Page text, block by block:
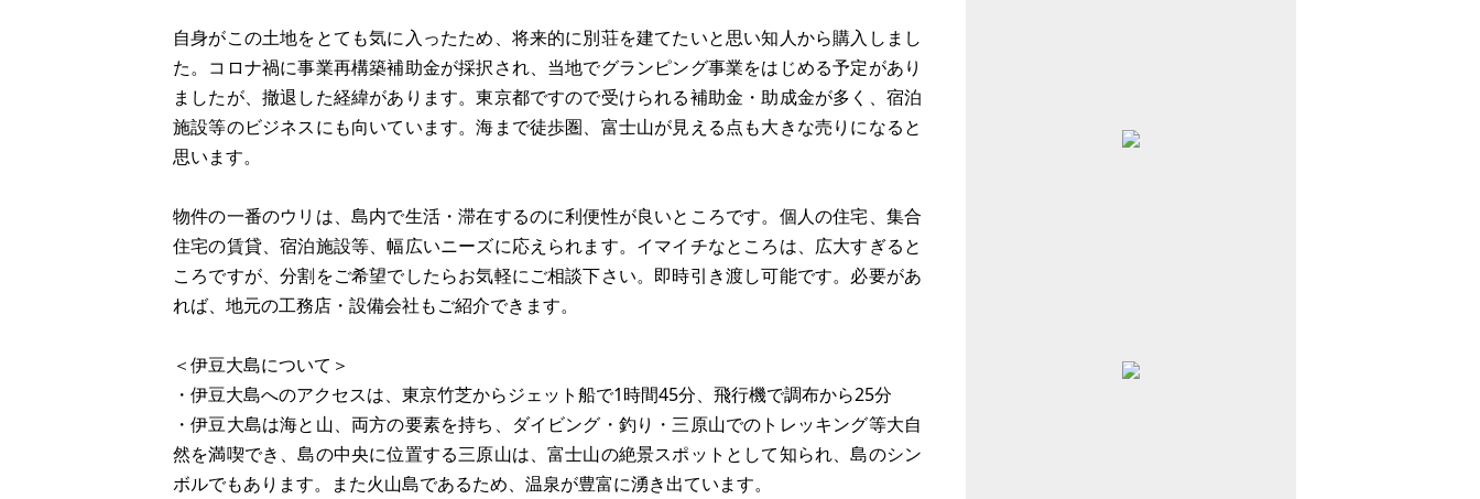
自身がこの土地をとても気に入ったため、将来的に別荘を建てたいと思い知人から購入しまし
た。コロナ禍に事業再構築補助金が採択され、当地でグランピング事業をはじめる予定があり
ましたが、撤退した経緯があります。東京都ですので受けられる補助金・助成金が多く、宿泊
施設等のビジネスにも向いています。海まで徒歩圏、富士山が見える点も大きな売りになると
思います。
物件の一番のウリは、島内で生活・滞在するのに利便性が良いところです。個人の住宅、集合
住宅の賃貸、宿泊施設等、幅広いニーズに応えられます。イマイチなところは、広大すぎると
ころですが、分割をご希望でしたらお気軽にご相談下さい。即時引き渡し可能です。必要があ
れば、地元の工務店・設備会社もご紹介できます。
＜伊豆大島について＞
・伊豆大島へのアクセスは、東京竹芝からジェット船で1時間45分、飛行機で調布から25分
・伊豆大島は海と山、両方の要素を持ち、ダイビング・釣り・三原山でのトレッキング等大自
然を満喫でき、島の中央に位置する三原山は、富士山の絶景スポットとして知られ、島のシン
ボルでもあります。また火山島であるため、温泉が豊富に湧き出ています。